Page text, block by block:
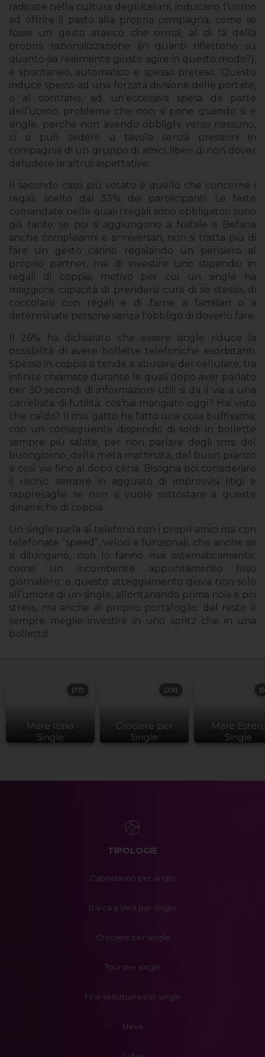
radicate nella cultura degli italiani, inducano l’uomo
ad offrire il pasto alla propria compagna, come se
fosse un gesto atavico che ormai, al di la della
propria razionalizzazione (in quanti riflettono su
quanto sia realmente giusto agire in questo modo?),
è spontaneo, automatico e spesso preteso. Questo
induce spesso ad una forzata divisione delle portate,
o al contrario, ad un’eccessiva spesa da parte
dell’uomo; problema che non si pone quando si è
single, perché non avendo obblighi verso nessuno,
ci si può sedere a tavola senza pressioni in
compagnia di un gruppo di amici, liberi di non dover
deludere le altrui aspettative.
Il secondo caso più votato è quello che concerne i
regali, scelto dal 33% dei partecipanti. Le feste
comandate nelle quali i regali sono obbligatori sono
già tante; se poi si aggiungono a Natale e Befana
anche compleanni e anniversari, non si tratta più di
fare un gesto carino regalando un pensiero al
proprio partner, ma di investire uno stipendio in
regali di coppia; motivo per cui un single ha
maggiore capacità di prendersi cura di se stesso, di
coccolarsi con regali e di farne a familiari o a
determinate persone senza l’obbligo di doverlo fare.
Il 26% ha dichiarato che essere single riduce la
possibilità di avere bollette telefoniche esorbitanti.
Spesso in coppia si tende a abusare del cellulare, tra
infinite chiamate durante le quali dopo aver parlato
per 30 secondi di informazioni utili si da il via a una
carrellata di futilità: cos’hai mangiato oggi? Hai visto
che caldo? Il mio gatto ha fatto una cosa buffissima;
con un conseguente dispendio di soldi in bollette
sempre più salate, per non parlare degli sms: del
buongiorno, della metà mattinata, del buon pranzo
e così via fino al dopo cena. Bisogna poi considerare
il rischio sempre in agguato di improvvisi litigi e
rappresaglie se non si vuole sottostare a queste
dinamiche di coppia.
Un single parla al telefono con i propri amici ma con
telefonate “speed”, veloci e funzionali, che anche se
si dilungano, non lo fanno mai sistematicamente;
come un incombente appuntamento fisso
giornaliero; e questo atteggiamento giova non solo
all’umore di un single, allontanando prima noia e poi
stress, ma anche al proprio portafoglio; del resto è
sempre meglio investire in uno spritz che in una
bolletta!
Mare Italia
Single
(17)
Crociere per
Single
(29)
Mare
Single
TIPOLOGIE
Capodanno per single
Barca a Vela per single
Crociere per single
Tour per single
Fine settimana per single
Neve